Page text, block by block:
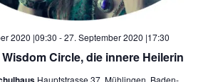
Circle, die innere Heilerin
2020 |09:30 -27. September 2020 |17:30